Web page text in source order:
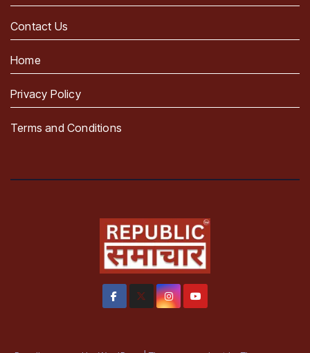
Contact Us
Home
Privacy Policy
Terms and Conditions